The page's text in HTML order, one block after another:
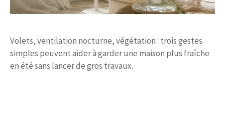
Volets, ventilation nocturne, végétation : trois gestes
simples peuvent aider à garder une maison plus fraîche
en été sans lancer de gros travaux.